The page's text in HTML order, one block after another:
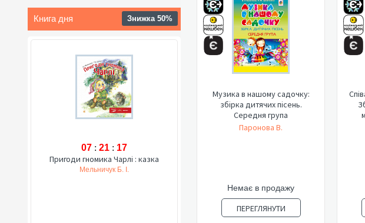
Книга дня Знижка 50%
07 : 21 : 16
Пригоди гномика Чарлі : казка
Мельничук Б. І.
Музика в нашому садочку:
збірка дитячих пісень.
Середня група
Паронова В.
Немає в продажу
ПЕРЕГЛЯНУТИ